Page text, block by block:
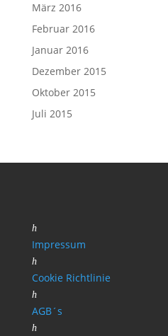
März 2016
Februar 2016
Januar 2016
Dezember 2015
Oktober 2015
Juli 2015
h
Impressum
h
Cookie Richtlinie
h
AGB´s
h